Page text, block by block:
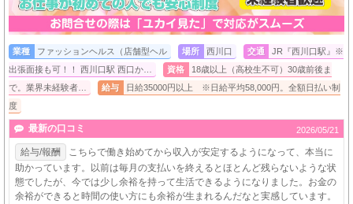
業種 ファッションヘルス（店舗型ヘル 場所 西川口 交通
JR『西川口駅』※
出張面接も可！！ 西川口駅 西口か…
資格
18歳以上（高校生不可）30歳前後ま
で。業界未経験者…
給与
日給35000円以上 ※日給平均58,000円。全額日払い制
度
最新の口コミ 2026/05/21
給与/報酬
こちらで働き始めてから収入が安定するようになって、本当に
助かっています。以前は毎月の支払いを終えるとほとんど残らないような状
態でしたが、今では少し余裕を持って生活できるようになりました。お金の
余裕ができると時間の使い方にも余裕が生まれるんだなと実感しています。